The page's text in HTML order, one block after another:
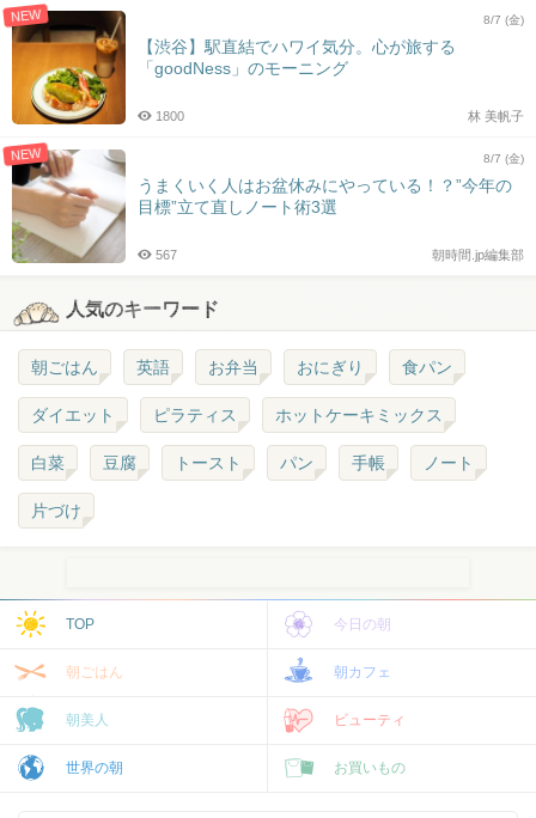
NEW 8/7 (金)
【渋谷】駅直結でハワイ気分。心が旅する
「goodNess」のモーニング
林 美帆子
1800
NEW 8/7 (金)
うまくいく人はお盆休みにやっている！？”今年の
目標”立て直しノート術3選
朝時間.jp編集部
567
人気のキーワード
朝ごはん 英語 お弁当 おにぎり 食パン
ダイエット ピラティス ホットケーキミックス
白菜 豆腐 トースト パン 手帳 ノート
片づけ
TOP 今日の朝
朝ごはん 朝カフェ
朝美人 ビューティ
世界の朝 お買いもの